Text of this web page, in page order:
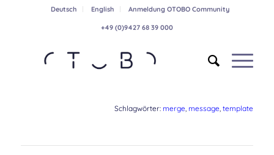
Deutsch English Anmeldung OTOBO Community
+49 (0)9427 68 39 000
Schlagwörter: merge, message,template